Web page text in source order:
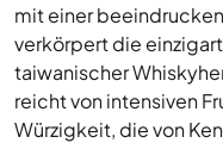
mit einer
verkörpert die
taiwanischer
reicht von intensiven
Würzigkeit, die von